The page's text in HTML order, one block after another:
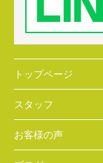
トップページ
スタッフ
お客様の声